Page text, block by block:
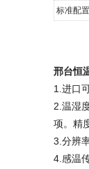
标准配置
邢台恒
1.进口
2.温湿
项。精
3.分辨
4.感温